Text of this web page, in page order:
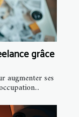
grâce
augmenter ses